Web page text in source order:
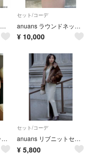
anuansツイードフォルムジレトップス
セット/コーデ
anuans ラウンドネックニットプルオーバーとスカートセット
¥ 10,000
anuans ウールカポックニットセット
セット/コーデ
anuans リブニットセットアップ
¥ 5,800